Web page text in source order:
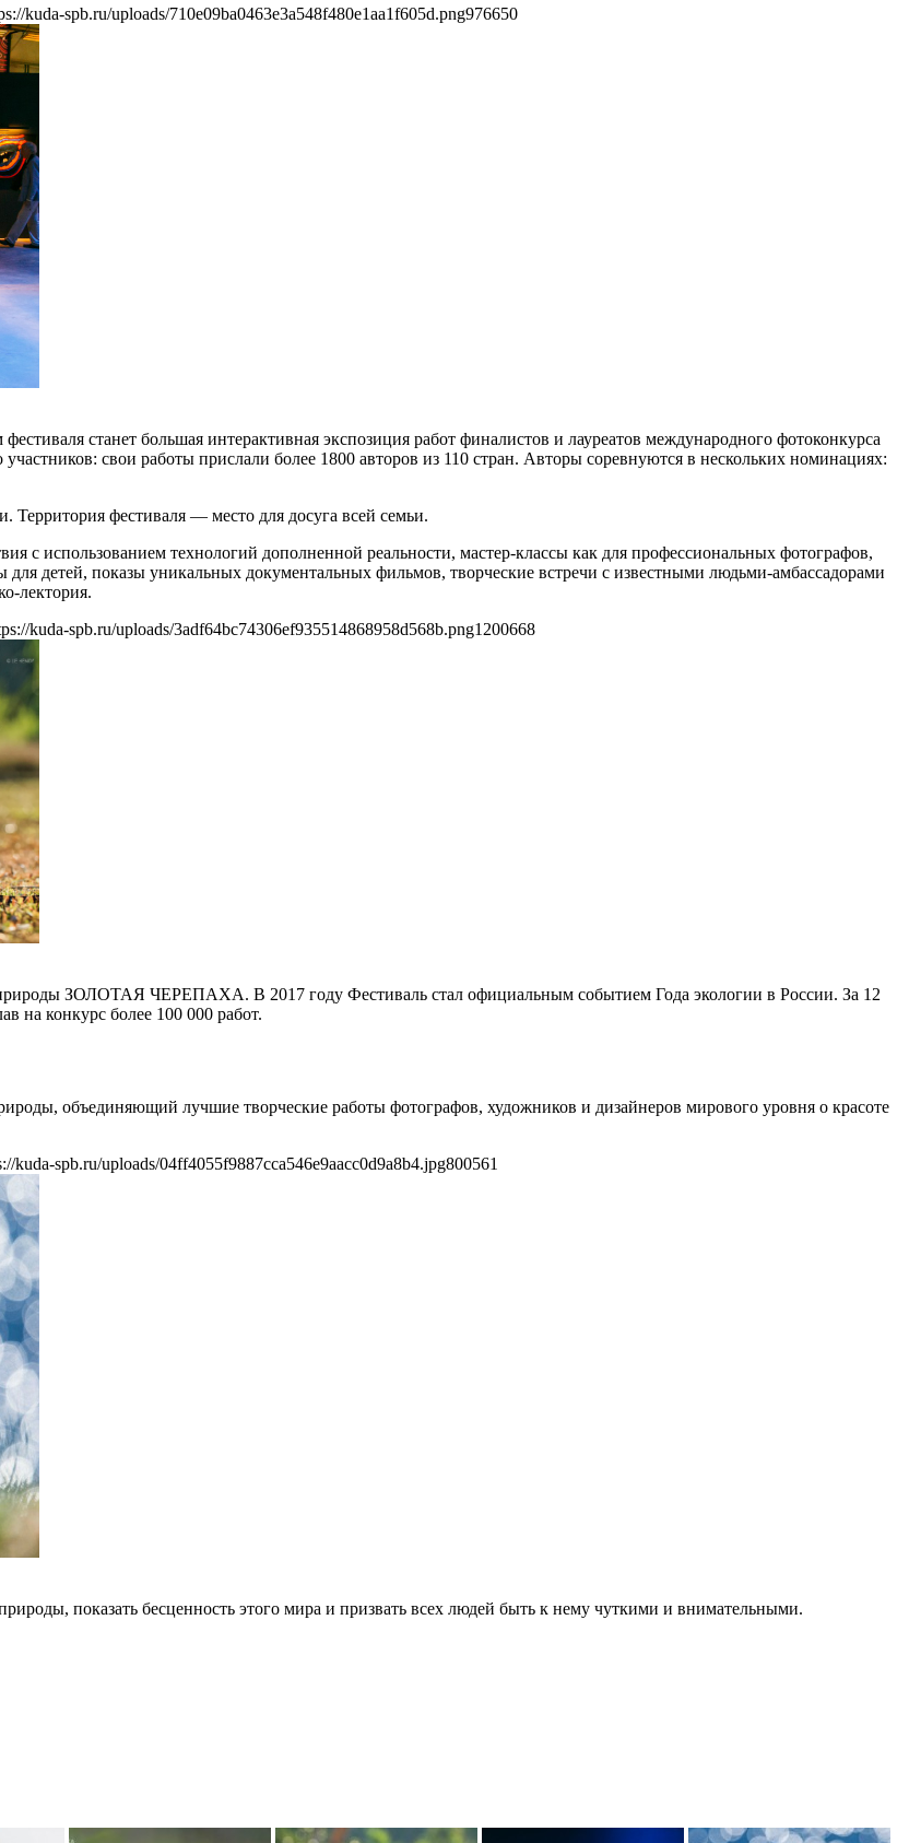
kuda-spb.ru/uploads/710e09ba0463e3a548f480e1aa1f605d.png976650
станет большая интерактивная экспозиция работ финалистов и лауреатов международного фотоконкурса
свои работы прислали более 1800 авторов из 110 стран. Авторы соревнуются в нескольких номинациях:
фестиваля — место для досуга всей семьи.
с использованием технологий дополненной реальности, мастер-классы как для профессиональных фотографов,
детей, показы уникальных документальных фильмов, творческие встречи с известными людьми-амбассадорами
лектория.
kuda-spb.ru/uploads/3adf64bc74306ef935514868958d568b.png1200668
природы ЗОЛОТАЯ ЧЕРЕПАХА. В 2017 году Фестиваль стал официальным событием Года экологии в России. За 12
на конкурс более 100 000 работ.
объединяющий лучшие творческие работы фотографов, художников и дизайнеров мирового уровня о красоте
kuda-spb.ru/uploads/04ff4055f9887cca546e9aacc0d9a8b4.jpg800561
показать бесценность этого мира и призвать всех людей быть к нему чуткими и внимательными.